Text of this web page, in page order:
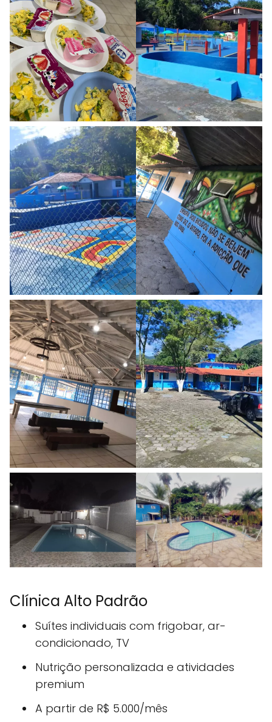
Clínica Alto Padrão
Suítes individuais com frigobar, ar-
condicionado, TV
Nutrição personalizada e atividades
premium
A partir de R$ 5.000/mês